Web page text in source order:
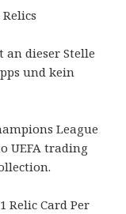
an dieser Stelle
und kein
League
UEFA trading
Relic Card Per